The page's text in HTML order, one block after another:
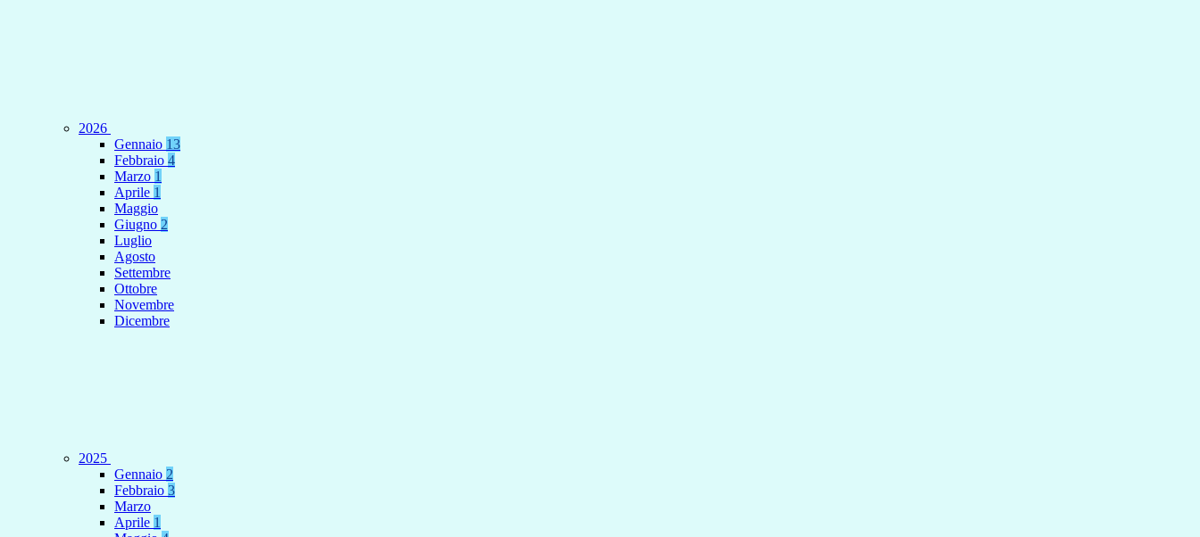
2026
Gennaio 13
Febbraio 4
Marzo 1
Aprile 1
Maggio
Giugno 2
Luglio
Agosto
Settembre
Ottobre
Novembre
Dicembre
2025
Gennaio 2
Febbraio 3
Marzo
Aprile 1